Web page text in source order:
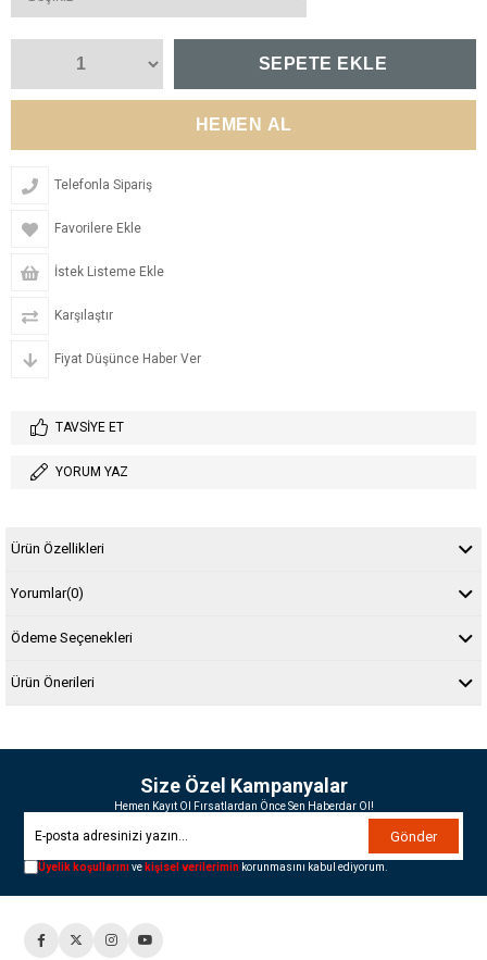
Telefonla Sipariş
Favorilere Ekle
İstek Listeme Ekle
Karşılaştır
Fiyat Düşünce Haber Ver
TAVSIYE ET
YORUM YAZ
Ürün Özellikleri
Yorumlar(0)
Ödeme Seçenekleri
Ürün Önerileri
Size Özel Kampanyalar
Hemen Kayıt Ol Fırsatlardan Önce Sen Haberdar Ol!
Gönder
Üyelik koşullarınıve kişisel verilerimin korunmasını kabul ediyorum.